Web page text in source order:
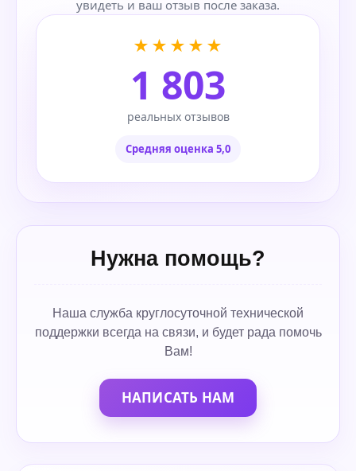
увидеть и ваш отзыв после заказа.
★★★★★
1 803
реальных отзывов
Средняя оценка 5,0
Нужна помощь?
Наша служба круглосуточной технической
поддержки всегда на связи, и будет рада помочь
Вам!
НАПИСАТЬ НАМ